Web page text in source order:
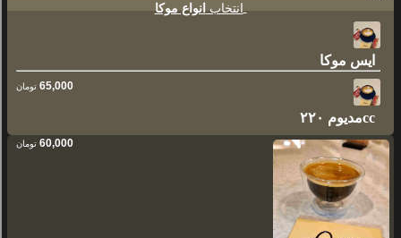
انتخاب انواع موکا
ایس موکا
65,000 تومان
مدیوم ۲۲۰cc
60,000 تومان